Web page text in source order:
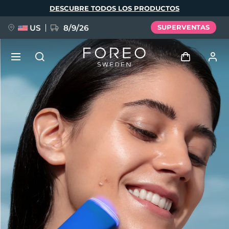
DESCUBRE TODOS LOS PRODUCTOS
US 8/9/26 SUPERVENTAS
Iniciar sesión
Perfil de usuario
Mis dispositivos
Mis pedidos
Mis direcciones
Mis suscripciones
NUEVO
FAQ™ Pure Beauty-Tech Elixir
BREAKING NEWS
issa™ Teeth Whitening Set
Idioma
English Deutsch
Español
Français
Português
Polski
Русский
Türkçe
简体中文 繁體中文